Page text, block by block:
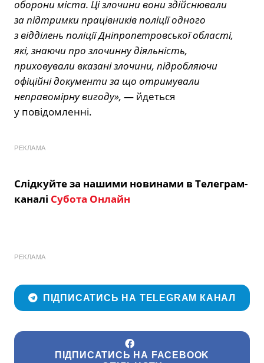
оборони міста. Ці злочини вони здійснювали
за підтримки працівників поліції одного
з відділень поліції Дніпропетровської області,
які, знаючи про злочинну діяльність,
приховували вказані злочини, підробляючи
офіційні документи за що отримували
неправомірну вигоду», — йдеться
у повідомленні.
РЕКЛАМА
Слідкуйте за нашими новинами в Телеграм-
каналі Субота Онлайн
РЕКЛАМА
ПІДПИСАТИСЬ НА TELEGRAM КАНАЛ
ПІДПИСАТИСЬ НА FACEBOOK